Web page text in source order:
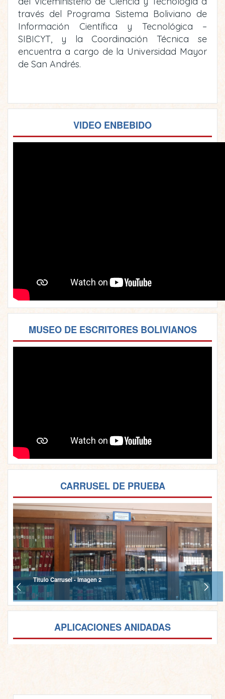
través del Programa Sistema Boliviano de
Información Científica y Tecnológica –
SIBICYT, y la Coordinación Técnica se
encuentra a cargo de la Universidad Mayor
de San Andrés.
VIDEO ENBEBIDO
MUSEO DE ESCRITORES BOLIVIANOS
CARRUSEL DE PRUEBA
Titulo Carrusel - Imagen 2
APLICACIONES ANIDADAS